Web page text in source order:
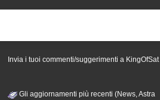
Invia i tuoi commenti/suggerimenti a KingOfSat
Gli aggiornamenti più recenti (News, Astra